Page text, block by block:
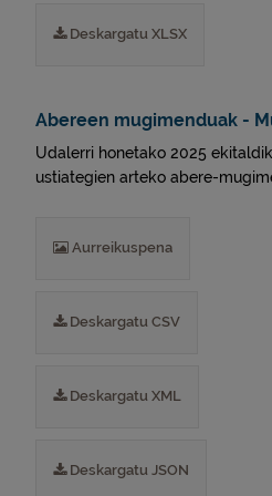
Deskargatu XLSX
Abereen mugimenduak -
Udalerri honetako 2025
ustiategien arteko abere-
Aurreikuspena
Deskargatu CSV
Deskargatu XML
Deskargatu JSON